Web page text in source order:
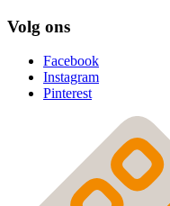
Volg ons
Facebook
Instagram
Pinterest